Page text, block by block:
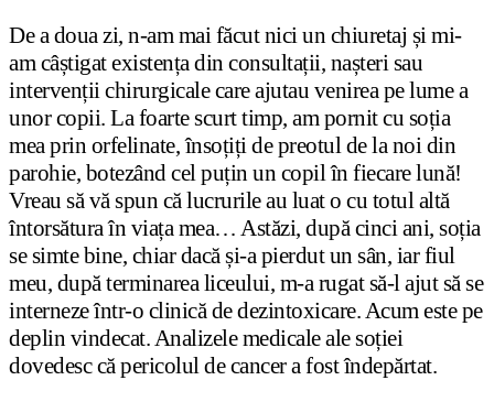
De a doua zi, n-am mai făcut nici un chiuretaj și mi-
am câștigat existența din consultații, nașteri sau
intervenții chirurgicale care ajutau venirea pe lume a
unor copii. La foarte scurt timp, am pornit cu soția
mea prin orfelinate, însoțiți de preotul de la noi din
parohie, botezând cel puțin un copil în fiecare lună!
Vreau să vă spun că lucrurile au luat o cu totul altă
întorsătura în viața mea… Astăzi, după cinci ani, soția
se simte bine, chiar dacă și-a pierdut un sân, iar fiul
meu, după terminarea liceului, m-a rugat să-l ajut să se
interneze într-o clinică de dezintoxicare. Acum este pe
deplin vindecat. Analizele medicale ale soției
dovedesc că pericolul de cancer a fost îndepărtat.